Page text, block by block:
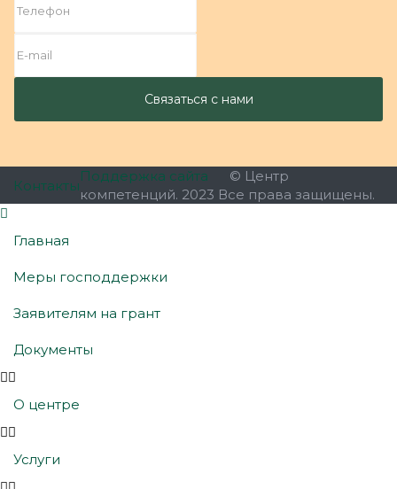
Поддержка сайта
© Центр
компетенций. 2023 Все права защищены.
Контакты
Главная
Меры господдержки
Заявителям на грант
Документы
О центре
Услуги